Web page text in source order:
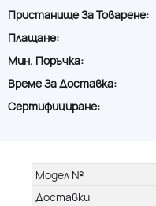
Пристанище За Товарене:
Плащане:
Мин. Поръчка:
Време За Доставка:
Сертифициране:
Модел №
Доставки